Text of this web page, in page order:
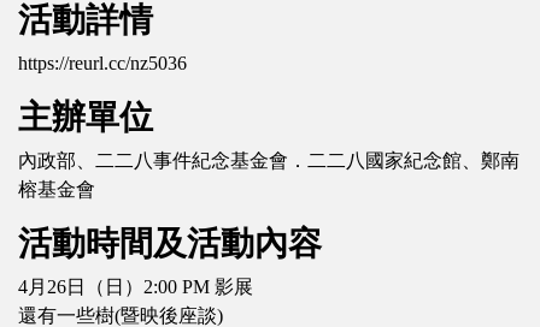
活動詳情
https://reurl.cc/nz5036
主辦單位
內政部、二二八事件紀念基金會．二二八國家紀念館、鄭南
榕基金會
活動時間及活動內容
4月26日（日）2:00 PM 影展
還有一些樹(暨映後座談)